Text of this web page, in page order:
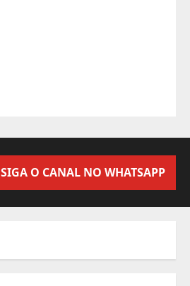
SIGA O CANAL NO WHATSAPP